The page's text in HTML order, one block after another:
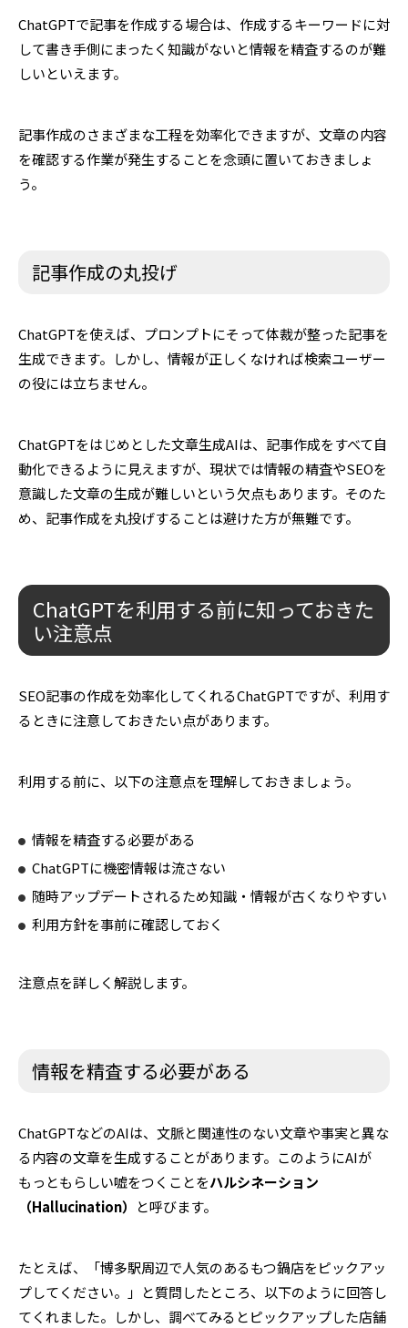
ChatGPTで記事を作成する場合は、作成するキーワードに対
して書き手側にまったく知識がないと情報を精査するのが難
しいといえます。
記事作成のさまざまな工程を効率化できますが、文章の内容
を確認する作業が発生することを念頭に置いておきましょ
う。
記事作成の丸投げ
ChatGPTを使えば、プロンプトにそって体裁が整った記事を
生成できます。しかし、情報が正しくなければ検索ユーザー
の役には立ちません。
ChatGPTをはじめとした文章生成AIは、記事作成をすべて自
動化できるように見えますが、現状では情報の精査やSEOを
意識した文章の生成が難しいという欠点もあります。そのた
め、記事作成を丸投げすることは避けた方が無難です。
ChatGPTを利用する前に知っておきた
い注意点
SEO記事の作成を効率化してくれるChatGPTですが、利用す
るときに注意しておきたい点があります。
利用する前に、以下の注意点を理解しておきましょう。
情報を精査する必要がある
ChatGPTに機密情報は流さない
随時アップデートされるため知識・情報が古くなりやすい
利用方針を事前に確認しておく
注意点を詳しく解説します。
情報を精査する必要がある
ChatGPTなどのAIは、文脈と関連性のない文章や事実と異な
る内容の文章を生成することがあります。このようにAIが
もっともらしい嘘をつくことをハルシネーション
（Hallucination）
と呼びます。
たとえば、「博多駅周辺で人気のあるもつ鍋店をピックアッ
プしてください。」と質問したところ、以下のように回答し
てくれました。しかし、調べてみるとピックアップした店舗